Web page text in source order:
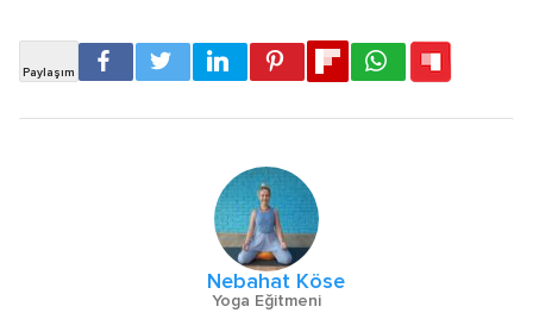
Nebahat Köse
Yoga Eğitmeni